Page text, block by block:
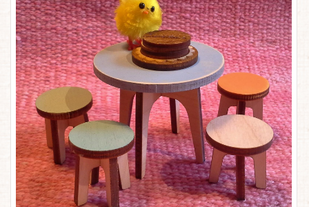
Yhteystiedot/ Gepetosta
Jälleenmyyjät ja agentit
Tavataan täällä
Gepetto Jälleenmyyjille